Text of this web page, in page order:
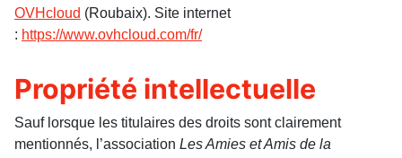
OVHcloud (Roubaix). Site internet
: https://www.ovhcloud.com/fr/
Propriété intellectuelle
Sauf lorsque les titulaires des droits sont clairement
mentionnés, l’association Les Amies et Amis de la